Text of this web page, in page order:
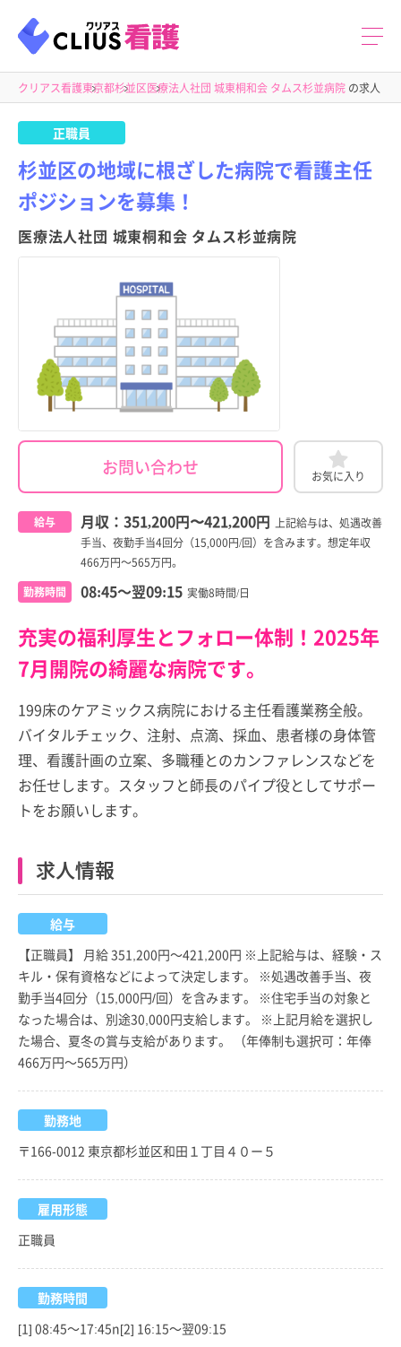
クリアス看護東京都杉並区医療法人社団 城東桐和会 タムス杉並病院 の求人
正職員
杉並区の地域に根ざした病院で看護主任
ポジションを募集！
医療法人社団 城東桐和会 タムス杉並病院
お問い合わせ お気に入り
給与 月収： 351,200円〜421,200円
上記給与は、処遇改善
手当、夜勤手当4回分（15,000円/回）を含みます。想定年収
466万円～565万円。
勤務時間
08:45～翌09:15 実働8時間/日
充実の福利厚生とフォロー体制！2025年
7月開院の綺麗な病院です。
199床のケアミックス病院における主任看護業務全般。
バイタルチェック、注射、点滴、採血、患者様の身体管
理、看護計画の立案、多職種とのカンファレンスなどを
お任せします。スタッフと師長のパイプ役としてサポー
トをお願いします。
求人情報
給与
【正職員】 月給 351,200円～421,200円 ※上記給与は、経験・ス
キル・保有資格などによって決定します。 ※処遇改善手当、夜
勤手当4回分（15,000円/回）を含みます。 ※住宅手当の対象と
なった場合は、別途30,000円支給します。 ※上記月給を選択し
た場合、夏冬の賞与支給があります。 （年俸制も選択可：年俸
466万円～565万円）
勤務地
〒166-0012 東京都杉並区和田１丁目４０ー５
雇用形態
正職員
勤務時間
[1] 08:45～17:45n[2] 16:15～翌09:15